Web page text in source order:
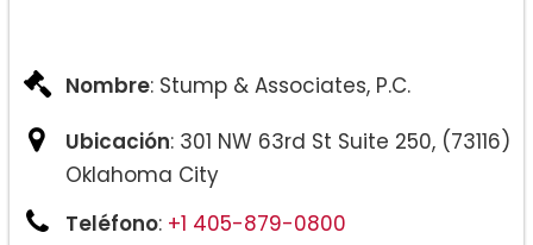
Nombre: Stump & Associates, P.C.
Ubicación: 301 NW 63rd St Suite 250, (73116)
Oklahoma City
Teléfono: +1 405-879-0800